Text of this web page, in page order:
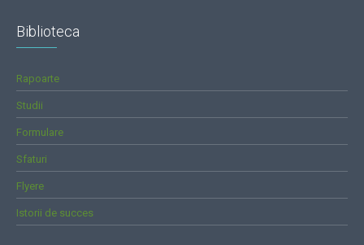
Biblioteca
Rapoarte
Studii
Formulare
Sfaturi
Flyere
Istorii de succes